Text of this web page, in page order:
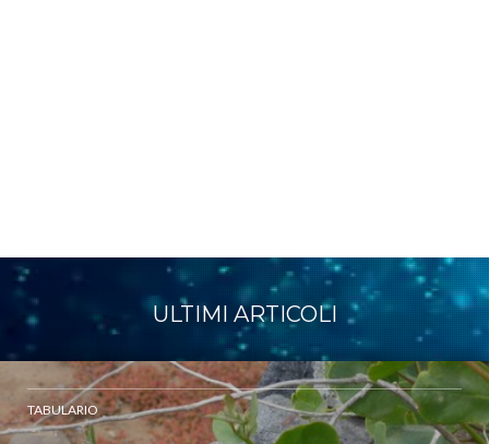
ULTIMI ARTICOLI
TABULARIO